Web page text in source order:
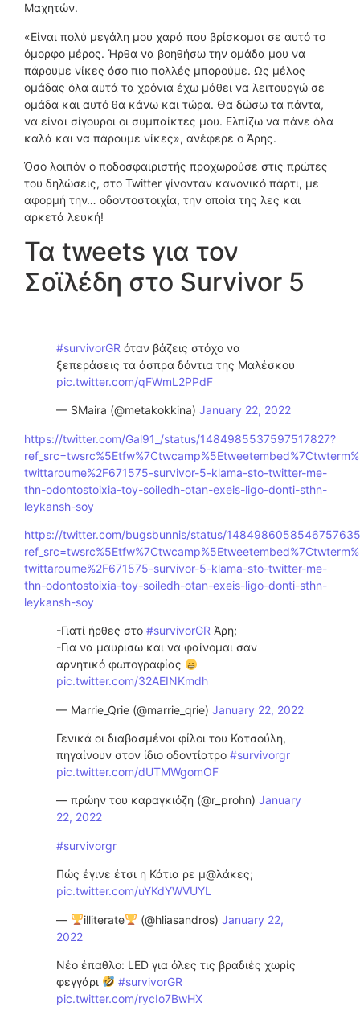
Μαχητών.
«Είναι πολύ μεγάλη μου χαρά που βρίσκομαι σε αυτό το
όμορφο μέρος. Ήρθα να βοηθήσω την ομάδα μου να
πάρουμε νίκες όσο πιο πολλές μπορούμε. Ως μέλος
ομάδας όλα αυτά τα χρόνια έχω μάθει να λειτουργώ σε
ομάδα και αυτό θα κάνω και τώρα. Θα δώσω τα πάντα,
να είναι σίγουροι οι συμπαίκτες μου. Ελπίζω να πάνε όλα
καλά και να πάρουμε νίκες», ανέφερε ο Άρης.
Όσο λοιπόν ο ποδοσφαιριστής προχωρούσε στις πρώτες
του δηλώσεις, στο Twitter γίνονταν κανονικό πάρτι, με
αφορμή την… οδοντοστοιχία, την οποία της λες και
αρκετά λευκή!
Τα tweets για τον
Σοϊλέδη στο Survivor 5
#survivorGR όταν βάζεις στόχο να
ξεπεράσεις τα άσπρα δόντια της Μαλέσκου
pic.twitter.com/qFWmL2PPdF
— SMaira (@metakokkina) January 22, 2022
https://twitter.com/Gal91_/status/1484985537597517827?
twittaroume%2F671575-survivor-5-klama-sto-twitter-me-
thn-odontostoixia-toy-soiledh-otan-exeis-ligo-donti-sthn-
leykansh-soy
https://twitter.com/bugsbunnis/status/
twittaroume%2F671575-survivor-5-klama-sto-twitter-me-
thn-odontostoixia-toy-soiledh-otan-exeis-ligo-donti-sthn-
leykansh-soy
-Γιατί ήρθες στο #survivorGR Άρη;
-Για να μαυρισω και να φαίνομαι σαν
αρνητικό φωτογραφίας
pic.twitter.com/32AEINKmdh
— Marrie_Qrie (@marrie_qrie) January 22, 2022
Γενικά οι διαβασμένοι φίλοι του Κατσούλη,
πηγαίνουν στον ίδιο οδοντίατρο #survivorgr
pic.twitter.com/dUTMWgomOF
— πρώην του καραγκιόζη (@r_prohn) January
22, 2022
#survivorgr
Πώς έγινε έτσι η Κάτια ρε μ@λάκες;
pic.twitter.com/uYKdYWVUYL
— illiterate (@hliasandros) January 22,
2022
Νέο έπαθλο: LED για όλες τις βραδιές χωρίς
φεγγάρι
#survivorGR
pic.twitter.com/rycIo7BwHX